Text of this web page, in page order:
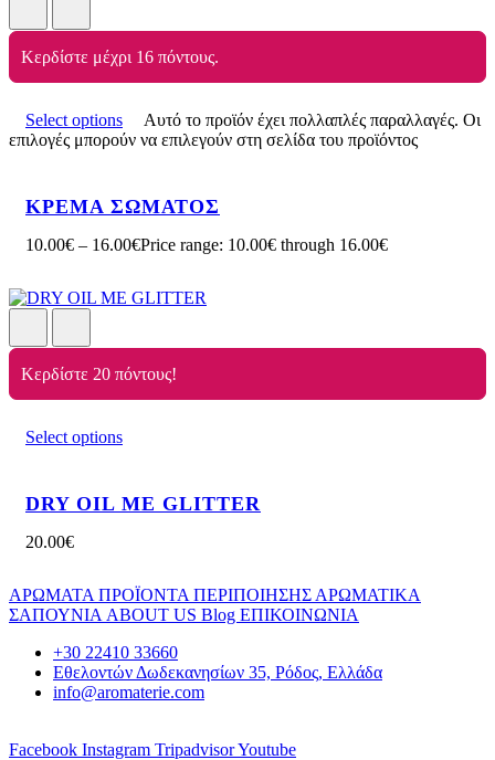
Κερδίστε μέχρι 16 πόντους.
Select options
Αυτό το προϊόν έχει πολλαπλές παραλλαγές. Οι
επιλογές μπορούν να επιλεγούν στη σελίδα του προϊόντος
ΚΡΕΜΑ ΣΩΜΑΤΟΣ
10.00€ – 16.00€Price range: 10.00€ through 16.00€
Κερδίστε 20 πόντους!
Select options
DRY OIL ΜΕ GLITTER
20.00€
ΑΡΩΜΑΤΑ ΠΡΟΪΟΝΤΑ ΠΕΡΙΠΟΙΗΣΗΣ ΑΡΩΜΑΤΙΚΑ
ΣΑΠΟΥΝΙΑ ABOUT US Blog ΕΠΙΚΟΙΝΩΝΙΑ
+30 22410 33660
Εθελοντών Δωδεκανησίων 35, Ρόδος, Ελλάδα
info@aromaterie.com
Facebook Instagram TripadvisorYoutube